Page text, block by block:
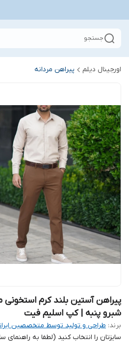
جستجو
اورجینال دیلم پیراهن مردانه
پیراهن آستین بلند کرم
شبرو پنبه | کپ اسلیم فیت
برند: طراحی و تولید توسط متخصصین
سایزتان را انتخاب کنید (لطفا به